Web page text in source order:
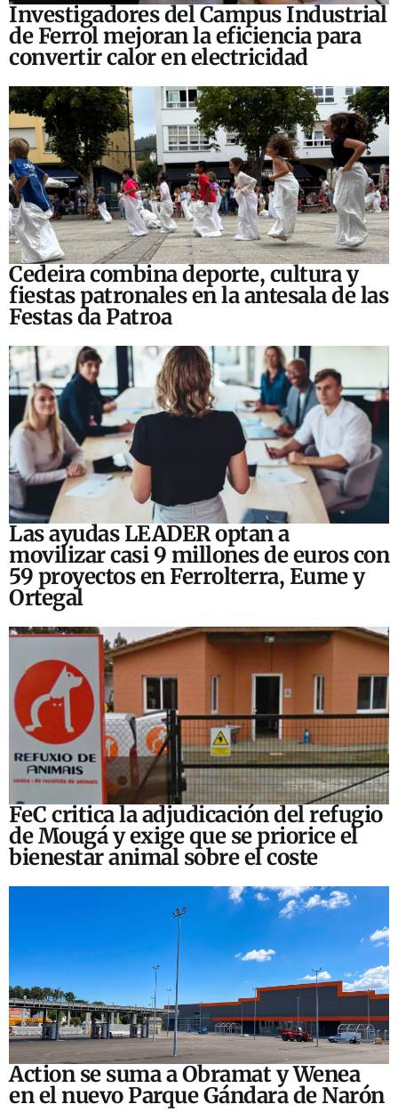
Investigadores del Campus Industrial
de Ferrol mejoran la eficiencia para
convertir calor en electricidad
Cedeira combina deporte, cultura y
fiestas patronales en la antesala de las
Festas da Patroa
Las ayudas LEADER optan a
movilizar casi 9 millones de euros con
59 proyectos en Ferrolterra, Eume y
Ortegal
FeC critica la adjudicación del refugio
de Mougá y exige que se priorice el
bienestar animal sobre el coste
Action se suma a Obramat y Wenea
en el nuevo Parque Gándara de Narón